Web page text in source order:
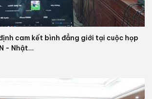
cam kết bình đẳng giới tại cuộc họp
- Nhật...